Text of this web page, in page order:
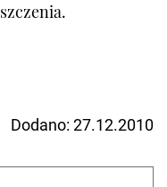
Dodano: 27.12.2010